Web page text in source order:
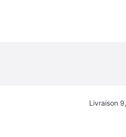
Livraison